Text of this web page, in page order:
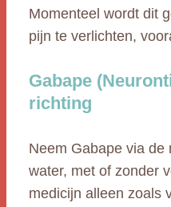
Momenteel wordt dit
pijn te verlichten,
Gabape
richting
Neem Gabape via de
water, met of zonder
medicijn alleen zoals